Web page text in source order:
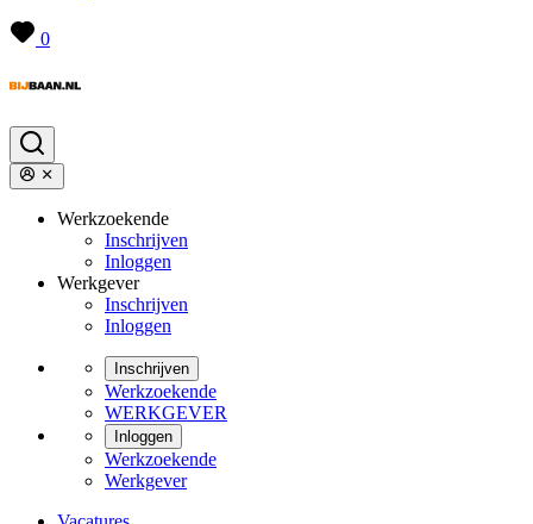
0
Werkzoekende
Inschrijven
Inloggen
Werkgever
Inschrijven
Inloggen
Inschrijven
Werkzoekende
WERKGEVER
Inloggen
Werkzoekende
Werkgever